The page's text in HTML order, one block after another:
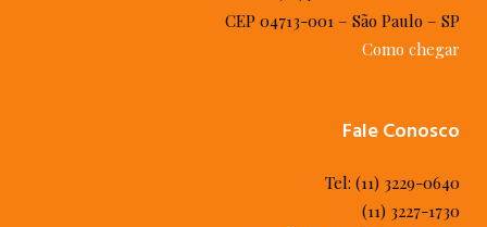
CEP 04713-001 – São Paulo – SP
Como chegar
Fale Conosco
Tel: (11) 3229-0640
(11) 3227-1730